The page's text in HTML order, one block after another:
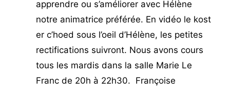
apprendre ou s’améliorer avec Hélène
notre animatrice préférée. En vidéo le kost
er c’hoed sous l’oeil d’Hélène, les petites
rectifications suivront. Nous avons cours
tous les mardis dans la salle Marie Le
Franc de 20h à 22h30. Françoise